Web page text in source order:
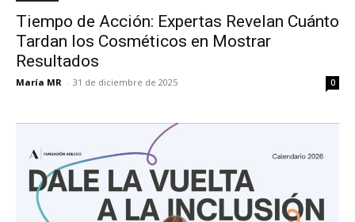
Tiempo de Acción: Expertas Revelan Cuánto
Tardan los Cosméticos en Mostrar
Resultados
María MR - 31 de diciembre de 2025 0